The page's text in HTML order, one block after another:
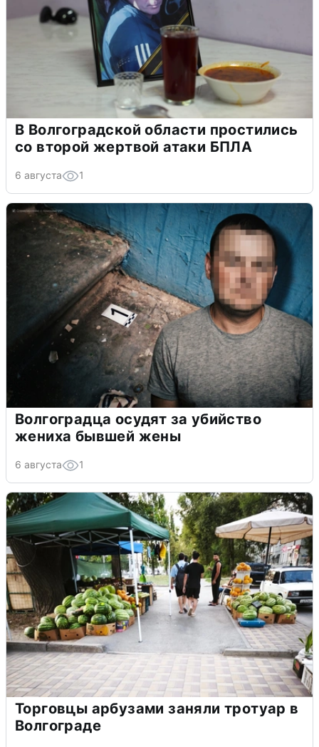
В Волгоградской области простились
со второй жертвой атаки БПЛА
6 августа 1
Волгоградца осудят за убийство
жениха бывшей жены
6 августа 1
Торговцы арбузами заняли тротуар в
Волгограде